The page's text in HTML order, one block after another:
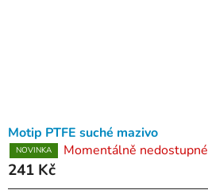
Motip PTFE suché mazivo
NOVINKA Momentálně nedostupné
241 Kč